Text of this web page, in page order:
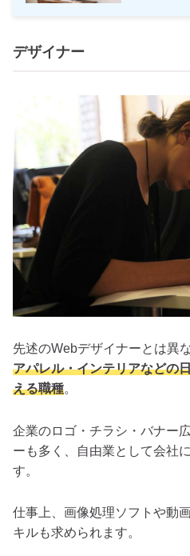
デザイナー
先述のWebデザイナーとは異
アパレル・インテリアなどの
える職種。
企業のロゴ・チラシ・バナー
ーも多く、自由業として会社
す。
仕事上、画像処理ソフトや動
キルも求められます。